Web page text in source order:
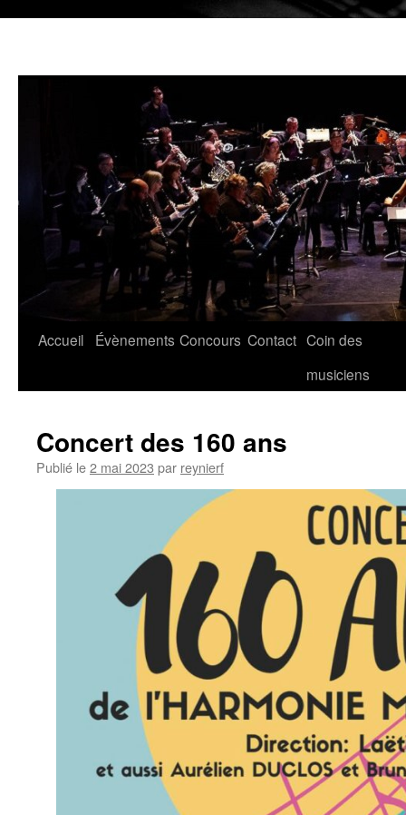
Aller
Accueil Évènements Concours Contact Coin des
musiciens
Concert des 160 ans
Publié le2 mai 2023 par reynierf